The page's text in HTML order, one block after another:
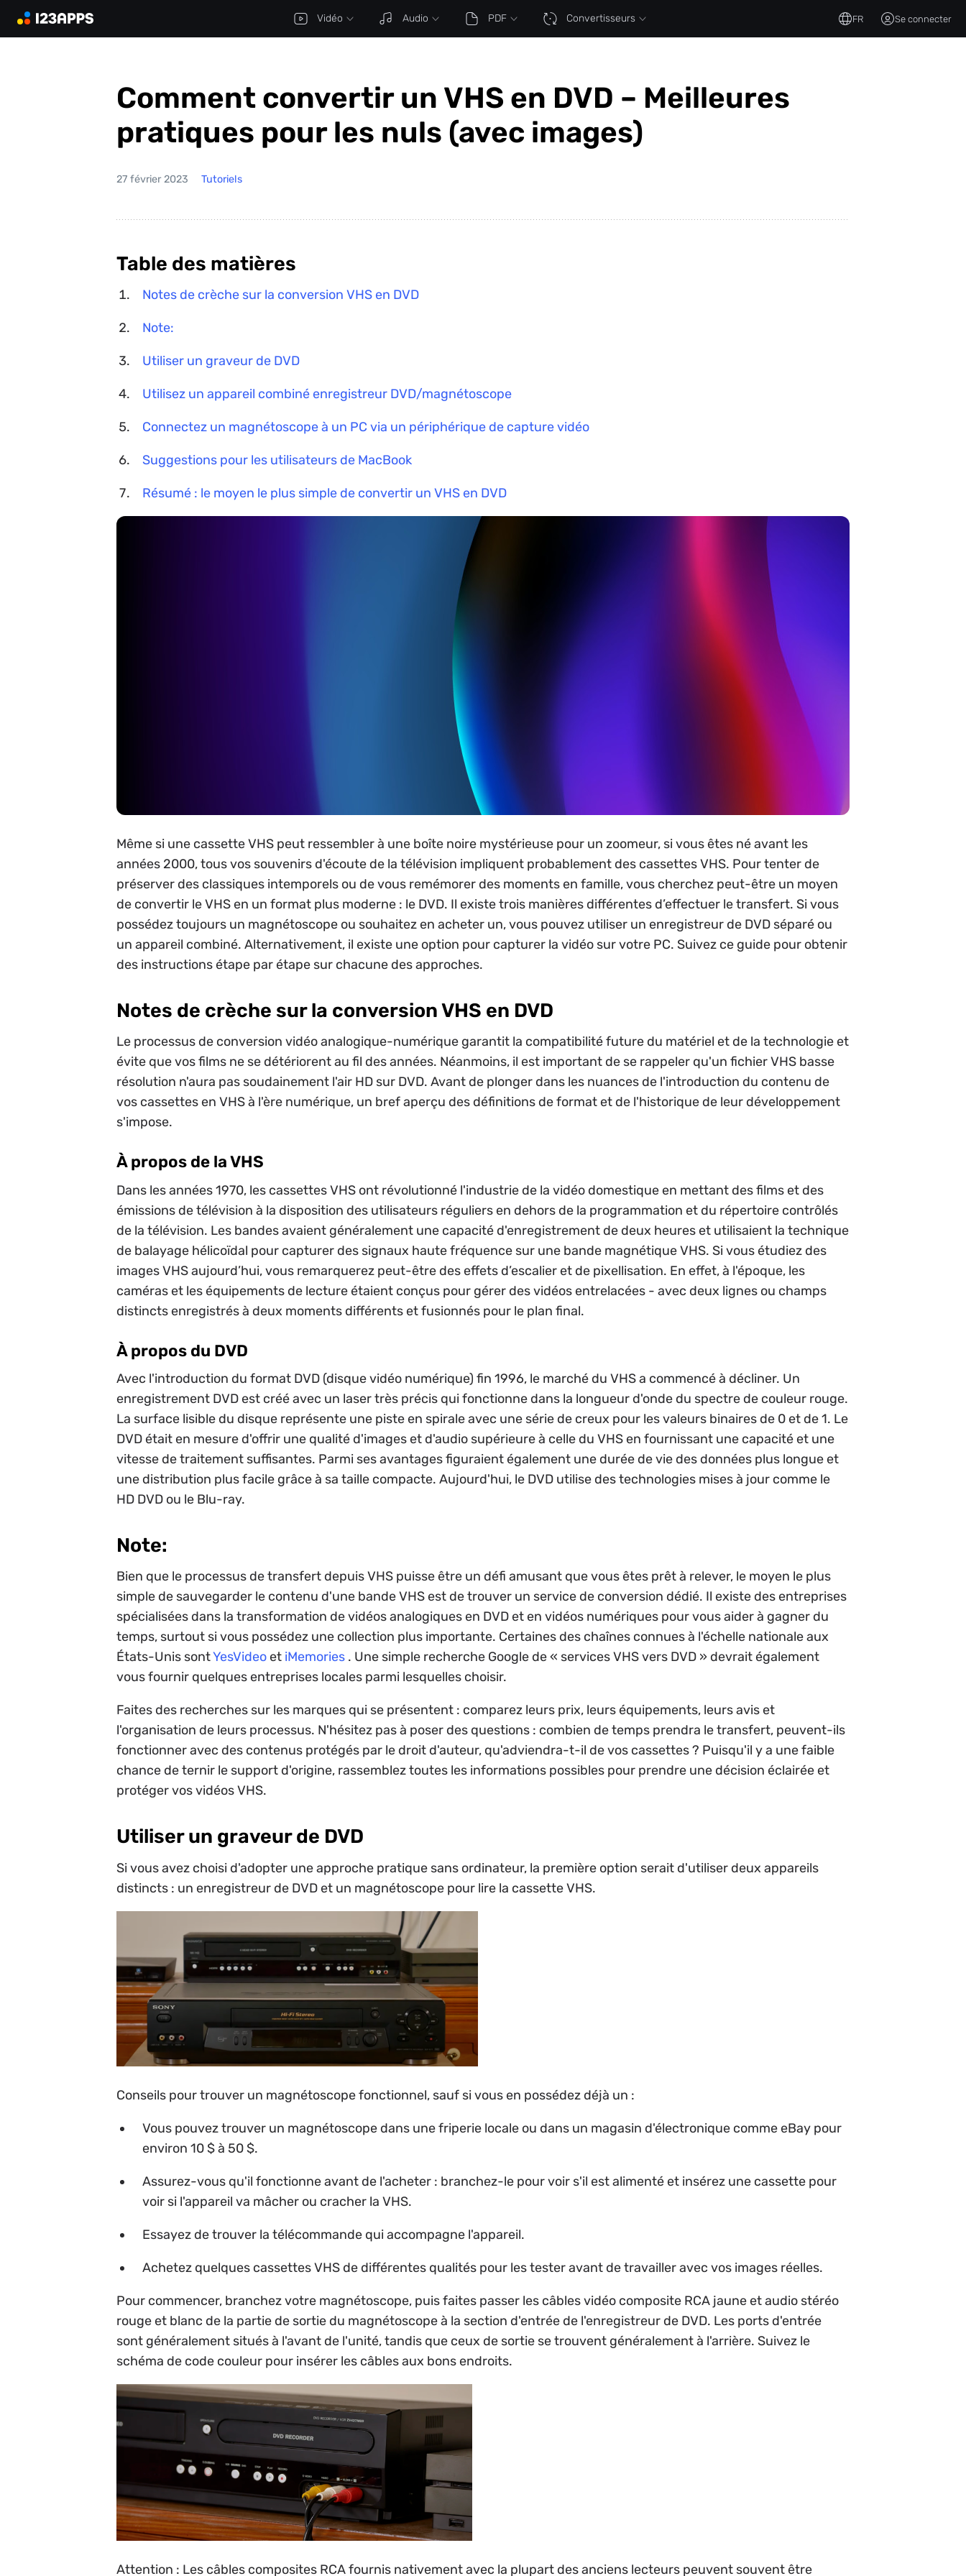
Vidéo Audio PDF Convertisseurs FR Se connecter
Comment convertir un VHS en DVD – Meilleures
pratiques pour les nuls (avec images)
27 février 2023 Tutoriels
Table des matières
Notes de crèche sur la conversion VHS en DVD
Note:
Utiliser un graveur de DVD
Utilisez un appareil combiné enregistreur DVD/magnétoscope
Connectez un magnétoscope à un PC via un périphérique de capture vidéo
Suggestions pour les utilisateurs de MacBook
Résumé : le moyen le plus simple de convertir un VHS en DVD
Même si une cassette VHS peut ressembler à une boîte noire mystérieuse pour un zoomeur, si vous êtes né avant les
années 2000, tous vos souvenirs d'écoute de la télévision impliquent probablement des cassettes VHS. Pour tenter de
préserver des classiques intemporels ou de vous remémorer des moments en famille, vous cherchez peut-être un moyen
de convertir le VHS en un format plus moderne : le DVD. Il existe trois manières différentes d’effectuer le transfert. Si vous
possédez toujours un magnétoscope ou souhaitez en acheter un, vous pouvez utiliser un enregistreur de DVD séparé ou
un appareil combiné. Alternativement, il existe une option pour capturer la vidéo sur votre PC. Suivez ce guide pour obtenir
des instructions étape par étape sur chacune des approches.
Notes de crèche sur la conversion VHS en DVD
Le processus de conversion vidéo analogique-numérique garantit la compatibilité future du matériel et de la technologie et
évite que vos films ne se détériorent au fil des années. Néanmoins, il est important de se rappeler qu'un fichier VHS basse
résolution n'aura pas soudainement l'air HD sur DVD. Avant de plonger dans les nuances de l'introduction du contenu de
vos cassettes en VHS à l'ère numérique, un bref aperçu des définitions de format et de l'historique de leur développement
s'impose.
À propos de la VHS
Dans les années 1970, les cassettes VHS ont révolutionné l'industrie de la vidéo domestique en mettant des films et des
émissions de télévision à la disposition des utilisateurs réguliers en dehors de la programmation et du répertoire contrôlés
de la télévision. Les bandes avaient généralement une capacité d'enregistrement de deux heures et utilisaient la technique
de balayage hélicoïdal pour capturer des signaux haute fréquence sur une bande magnétique VHS. Si vous étudiez des
images VHS aujourd’hui, vous remarquerez peut-être des effets d’escalier et de pixellisation. En effet, à l'époque, les
caméras et les équipements de lecture étaient conçus pour gérer des vidéos entrelacées - avec deux lignes ou champs
distincts enregistrés à deux moments différents et fusionnés pour le plan final.
À propos du DVD
Avec l'introduction du format DVD (disque vidéo numérique) fin 1996, le marché du VHS a commencé à décliner. Un
enregistrement DVD est créé avec un laser très précis qui fonctionne dans la longueur d'onde du spectre de couleur rouge.
La surface lisible du disque représente une piste en spirale avec une série de creux pour les valeurs binaires de 0 et de 1. Le
DVD était en mesure d'offrir une qualité d'images et d'audio supérieure à celle du VHS en fournissant une capacité et une
vitesse de traitement suffisantes. Parmi ses avantages figuraient également une durée de vie des données plus longue et
une distribution plus facile grâce à sa taille compacte. Aujourd'hui, le DVD utilise des technologies mises à jour comme le
HD DVD ou le Blu-ray.
Note:
Bien que le processus de transfert depuis VHS puisse être un défi amusant que vous êtes prêt à relever, le moyen le plus
simple de sauvegarder le contenu d'une bande VHS est de trouver un service de conversion dédié. Il existe des entreprises
spécialisées dans la transformation de vidéos analogiques en DVD et en vidéos numériques pour vous aider à gagner du
temps, surtout si vous possédez une collection plus importante. Certaines des chaînes connues à l'échelle nationale aux
États-Unis sontYesVideo et iMemories . Une simple recherche Google de « services VHS vers DVD » devrait également
vous fournir quelques entreprises locales parmi lesquelles choisir.
Faites des recherches sur les marques qui se présentent : comparez leurs prix, leurs équipements, leurs avis et
l'organisation de leurs processus. N'hésitez pas à poser des questions : combien de temps prendra le transfert, peuvent-ils
fonctionner avec des contenus protégés par le droit d'auteur, qu'adviendra-t-il de vos cassettes ? Puisqu'il y a une faible
chance de ternir le support d'origine, rassemblez toutes les informations possibles pour prendre une décision éclairée et
protéger vos vidéos VHS.
Utiliser un graveur de DVD
Si vous avez choisi d'adopter une approche pratique sans ordinateur, la première option serait d'utiliser deux appareils
distincts : un enregistreur de DVD et un magnétoscope pour lire la cassette VHS.
Conseils pour trouver un magnétoscope fonctionnel, sauf si vous en possédez déjà un :
Vous pouvez trouver un magnétoscope dans une friperie locale ou dans un magasin d'électronique comme eBay pour
environ 10 $ à 50 $.
Assurez-vous qu'il fonctionne avant de l'acheter : branchez-le pour voir s'il est alimenté et insérez une cassette pour
voir si l'appareil va mâcher ou cracher la VHS.
Essayez de trouver la télécommande qui accompagne l'appareil.
Achetez quelques cassettes VHS de différentes qualités pour les tester avant de travailler avec vos images réelles.
Pour commencer, branchez votre magnétoscope, puis faites passer les câbles vidéo composite RCA jaune et audio stéréo
rouge et blanc de la partie de sortie du magnétoscope à la section d'entrée de l'enregistreur de DVD. Les ports d'entrée
sont généralement situés à l'avant de l'unité, tandis que ceux de sortie se trouvent généralement à l'arrière. Suivez le
schéma de code couleur pour insérer les câbles aux bons endroits.
Attention : Les câbles composites RCA fournis nativement avec la plupart des anciens lecteurs peuvent souvent être